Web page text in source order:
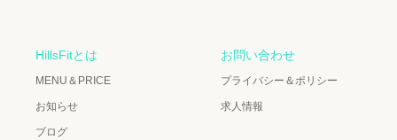
HillsFitとは
MENU＆PRICE
お知らせ
ブログ
お問い合わせ
プライバシー＆ポリシー
求人情報